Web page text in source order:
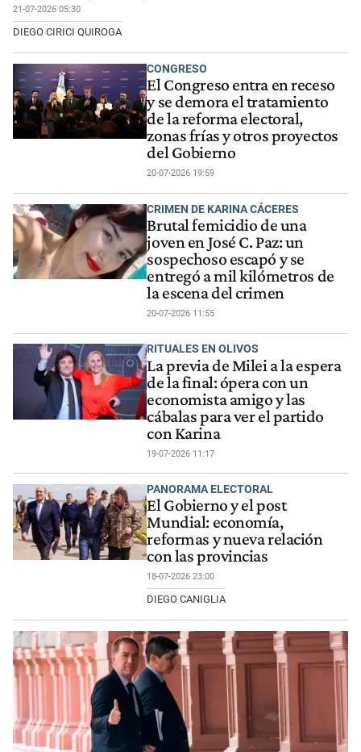
21-07-2026 05:30
DIEGO CIRICI QUIROGA
CONGRESO
El Congreso entra en receso
y se demora el tratamiento
de la reforma electoral,
zonas frías y otros proyectos
del Gobierno
20-07-2026 19:59
CRIMEN DE KARINA CÁCERES
Brutal femicidio de una
joven en José C. Paz: un
sospechoso escapó y se
entregó a mil kilómetros de
la escena del crimen
20-07-2026 11:55
RITUALES EN OLIVOS
La previa de Milei a la espera
de la final: ópera con un
economista amigo y las
cábalas para ver el partido
con Karina
19-07-2026 11:17
PANORAMA ELECTORAL
El Gobierno y el post
Mundial: economía,
reformas y nueva relación
con las provincias
18-07-2026 23:00
DIEGO CANIGLIA